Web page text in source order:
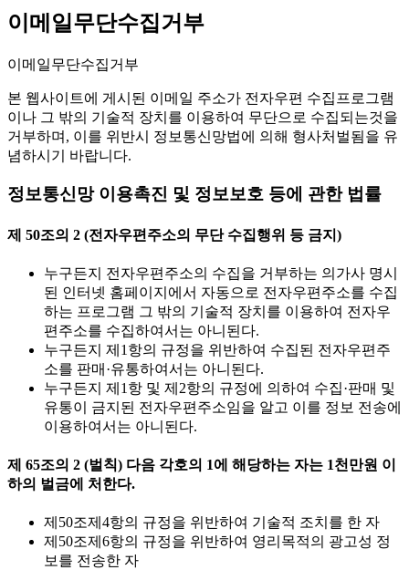
이메일무단수집거부
이메일무단수집거부
본 웹사이트에 게시된 이메일 주소가 전자우편 수집프로그램
이나 그 밖의 기술적 장치를 이용하여 무단으로 수집되는것을
거부하며, 이를 위반시 정보통신망법에 의해 형사처벌됨을 유
념하시기 바랍니다.
정보통신망 이용촉진 및 정보보호 등에 관한 법률
제 50조의 2 (전자우편주소의 무단 수집행위 등 금지)
누구든지 전자우편주소의 수집을 거부하는 의가사 명시
된 인터넷 홈페이지에서 자동으로 전자우편주소를 수집
하는 프로그램 그 밖의 기술적 장치를 이용하여 전자우
편주소를 수집하여서는 아니된다.
누구든지 제1항의 규정을 위반하여 수집된 전자우편주
소를 판매·유통하여서는 아니된다.
누구든지 제1항 및 제2항의 규정에 의하여 수집·판매 및
유통이 금지된 전자우편주소임을 알고 이를 정보 전송에
이용하여서는 아니된다.
제 65조의 2 (벌칙) 다음 각호의 1에 해당하는 자는 1천만원 이
하의 벌금에 처한다.
제50조제4항의 규정을 위반하여 기술적 조치를 한 자
제50조제6항의 규정을 위반하여 영리목적의 광고성 정
보를 전송한 자